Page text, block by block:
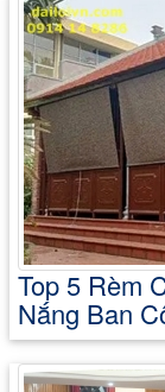
Top 5 Rèm
Nắng Ban